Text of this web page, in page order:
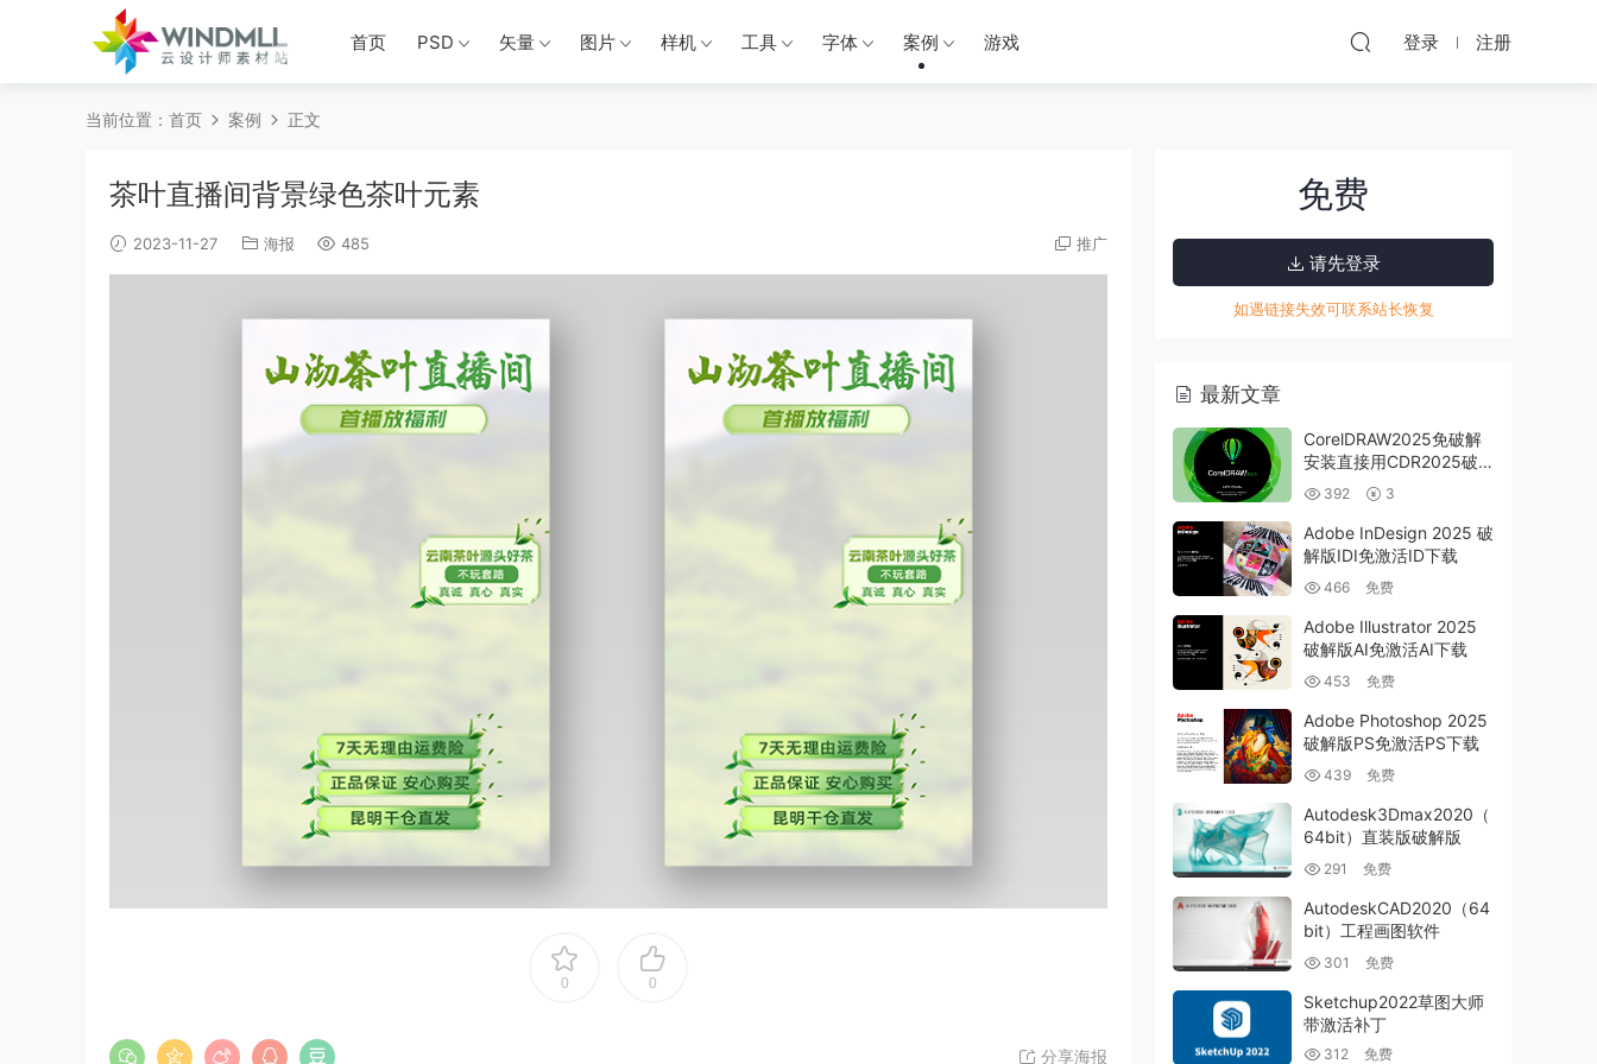
首页 PSD 矢量 图片 样机 工具 字体 案例 游戏 登录 注册
当前位置： 首页 案例 正文
茶叶直播间背景绿色茶叶元素
2023-11-27 海报 485 推广
0 0
分享海报
免费
请先登录
如遇链接失效可联系站长恢复
最新文章
CorelDRAW2025免破解
安装直接用CDR2025破
解版下载
392 3
Adobe InDesign 2025 破
解版IDI免激活ID下载
466 免费
Adobe Illustrator 2025
破解版AI免激活AI下载
453 免费
Adobe Photoshop 2025
破解版PS免激活PS下载
439 免费
Autodesk3Dmax2020（
64bit）直装版破解版
291 免费
AutodeskCAD2020（64
bit）工程画图软件
301 免费
Sketchup2022草图大师
带激活补丁
312 免费